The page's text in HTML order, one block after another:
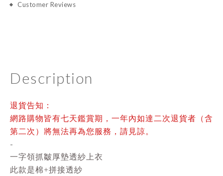
Customer Reviews
Description
退貨告知：
網路購物皆有七天鑑賞期，一年內如達二次退貨者（含
第二次）將無法再為您服務，請見諒。
-
一字領抓皺厚墊透紗上衣
此款是棉+拼接透紗